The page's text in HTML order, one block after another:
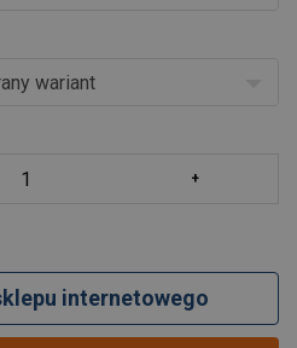
wariant
internetowego